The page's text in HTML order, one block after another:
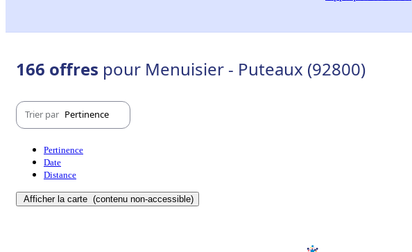
166 offres pour Menuisier - Puteaux (92800)
Trier par Pertinence
Pertinence
Date
Distance
Afficher la carte (contenu non-accessible)